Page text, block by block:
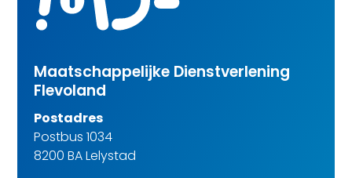
Maatschappelijke Dienstverlening
Flevoland
Postadres
Postbus 1034
8200 BA Lelystad